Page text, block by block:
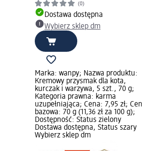
(0)
Dostawa dostępna
Wybierz sklep dm
Marka: wanpy; Nazwa produktu:
Kremowy przysmak dla kota,
kurczak i warzywa, 5 szt., 70 g;
Kategoria prawna: karma
uzupełniająca; Cena: 7,95 zł;
bazowa: 70 g (11,36 zł za 100 g);
Dostępność: Status zielony
Dostawa dostępna, Status szary
Wybierz sklep dm